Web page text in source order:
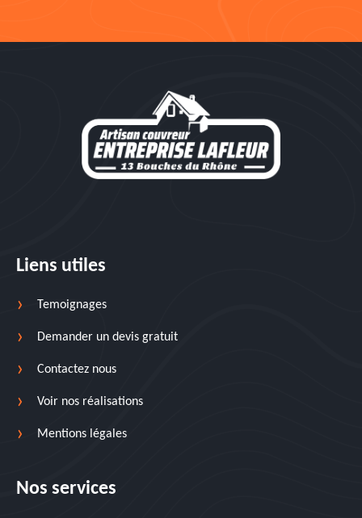
Liens utiles
Temoignages
Demander un devis gratuit
Contactez nous
Voir nos réalisations
Mentions légales
Nos services